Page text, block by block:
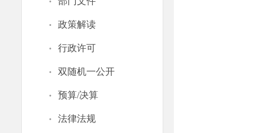
· 政策解读
· 行政许可
· 双随机一公开
· 预算/决算
· 法律法规